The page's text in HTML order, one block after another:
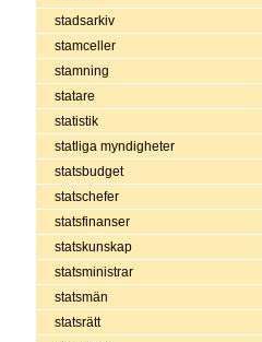
stadsarkiv
stamceller
stamning
statare
statistik
statliga myndigheter
statsbudget
statschefer
statsfinanser
statskunskap
statsministrar
statsmän
statsrätt